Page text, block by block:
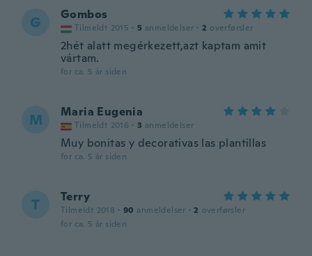
G Gombos
Tilmeldt 2015 · 5 anmeldelser · 2 overførsler
2hét alatt megérkezett,azt kaptam amit
vártam.
for ca. 5 år siden
M Maria Eugenia
Tilmeldt 2016 · 3 anmeldelser
Muy bonitas y decorativas las plantillas
for ca. 5 år siden
T Terry
Tilmeldt 2018 · 90 anmeldelser · 2 overførsler
for ca. 5 år siden